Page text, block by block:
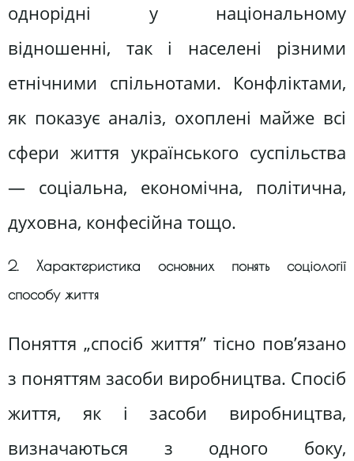
однорідні у національному
відношенні, так і населені різними
етнічними спільнотами. Конфліктами,
як показує аналіз, охоплені майже всі
сфери життя українського суспільства
— соціальна, економічна, політична,
духовна, конфесійна тощо.
2. Характеристика основних понять соціології
способу життя
Поняття „спосіб життя” тісно пов’язано
з поняттям засоби виробництва. Спосіб
життя, як і засоби виробництва,
визначаються з одного боку,